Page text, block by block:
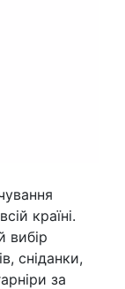
країні.
вибір
сніданки,
за